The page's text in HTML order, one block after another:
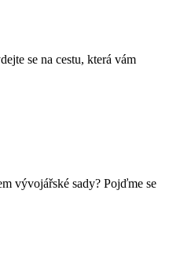
se na cestu, která vám
vývojářské sady? Pojďme se